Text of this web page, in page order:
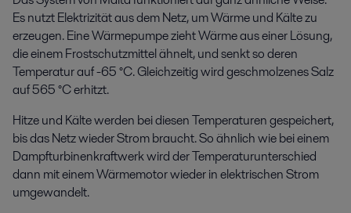
Es nutzt Elektrizität aus dem Netz, um Wärme und Kälte zu
erzeugen. Eine Wärmepumpe zieht Wärme aus einer Lösung,
die einem Frostschutzmittel ähnelt, und senkt so deren
Temperatur auf -65 °C. Gleichzeitig wird geschmolzenes Salz
auf 565 °C erhitzt.
Hitze und Kälte werden bei diesen Temperaturen gespeichert,
bis das Netz wieder Strom braucht. So ähnlich wie bei einem
Dampfturbinenkraftwerk wird der Temperaturunterschied
dann mit einem Wärmemotor wieder in elektrischen Strom
umgewandelt.